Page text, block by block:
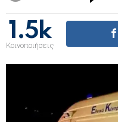
1.5k
Κοινοποιήσεις